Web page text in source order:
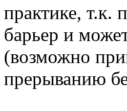
практике, т.к.
барьер и
(возможно
прерыванию